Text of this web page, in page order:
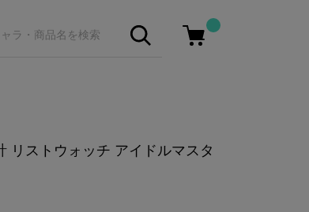
ストウォッチ アイドルマスタ